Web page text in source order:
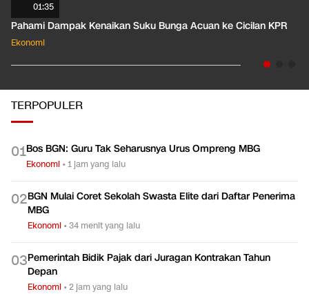
01:35
Pahami Dampak Kenaikan Suku Bunga Acuan ke Cicilan KPR
Ekonomi
TERPOPULER
01Bos BGN: Guru Tak Seharusnya Urus Ompreng MBG
Ekonomi •1 jam yang lalu
02BGN Mulai Coret Sekolah Swasta Elite dari Daftar Penerima
MBG
Ekonomi •34 menit yang lalu
03Pemerintah Bidik Pajak dari Juragan Kontrakan Tahun
Depan
Ekonomi •2 jam yang lalu